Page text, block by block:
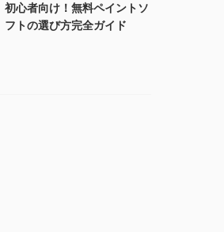
初心者向け！無料ペイントソ
フトの選び方完全ガイド